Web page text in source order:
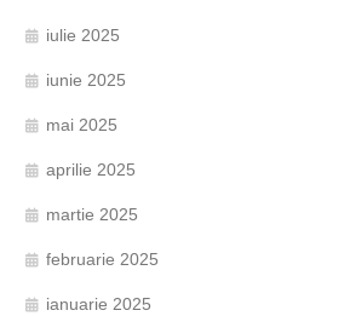
iulie 2025
iunie 2025
mai 2025
aprilie 2025
martie 2025
februarie 2025
ianuarie 2025